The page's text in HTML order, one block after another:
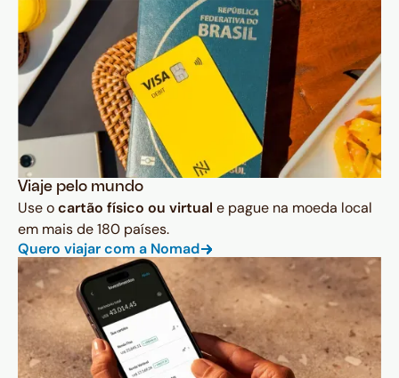
Viaje pelo mundo
Use ocartão físico ou virtual e pague na moeda local
em mais de 180 países.
Quero viajar com a Nomad